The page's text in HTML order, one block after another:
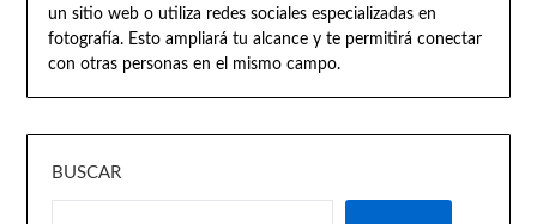
un sitio web o utiliza redes sociales especializadas en
fotografía. Esto ampliará tu alcance y te permitirá conectar
con otras personas en el mismo campo.
BUSCAR